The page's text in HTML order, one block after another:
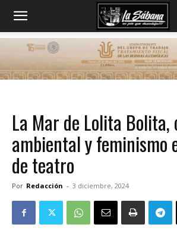
La Mar de Lolita Bolita,
ambiental y feminismo
de teatro
Por Redacción - 3 diciembre, 2024